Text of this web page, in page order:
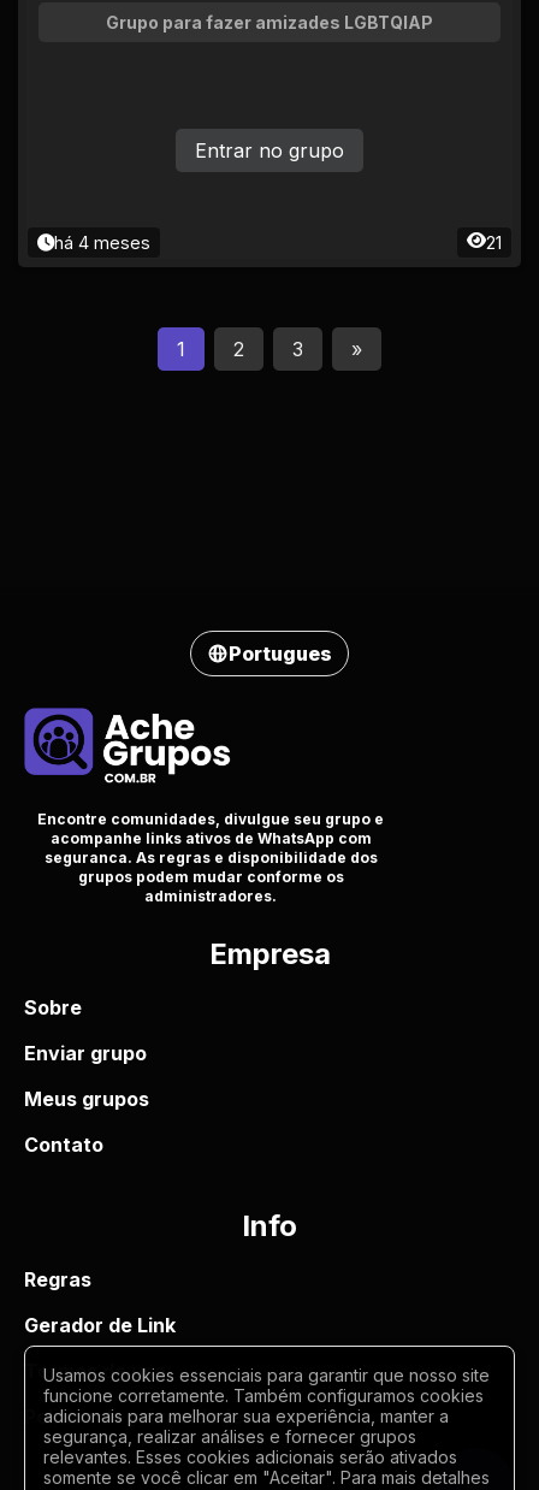
Grupo para fazer amizades LGBTQIAP
há 4 meses 21
Entrar no grupo
1 2 3 »
Portugues
Encontre comunidades, divulgue seu grupo e
acompanhe links ativos de WhatsApp com
seguranca. As regras e disponibilidade dos
grupos podem mudar conforme os
administradores.
Empresa
Sobre
Enviar grupo
Meus grupos
Contato
Info
Regras
Gerador de Link
Termos de uso
Politica de privacidade
Usamos cookies essenciais para garantir que nosso site
funcione corretamente. Também configuramos cookies
adicionais para melhorar sua experiência, manter a
segurança, realizar análises e fornecer grupos
relevantes. Esses cookies adicionais serão ativados
somente se você clicar em "Aceitar". Para mais detalhes